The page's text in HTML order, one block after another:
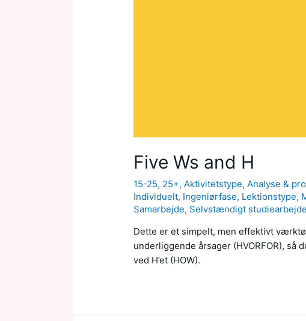
Five Ws and H
15-25, 25+,Aktivitetstype,Analyse &
Individuelt, Ingeniørfase, Lektionstype,
Samarbejde, Selvstændigt studiearbejde
Dette er et simpelt, men effektivt
underliggende årsager (HVORFOR),
ved H’et (HOW).